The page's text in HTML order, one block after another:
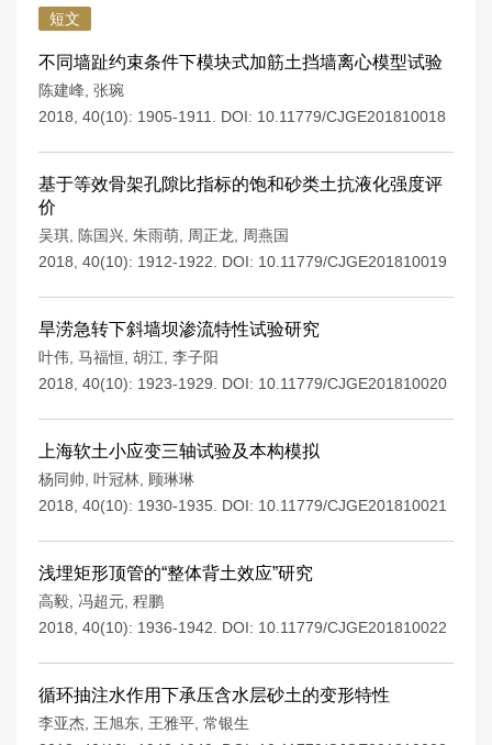
短文
不同墙趾约束条件下模块式加筋土挡墙离心模型试验
陈建峰 张琬
2018, 40(10): 1905-1911.
DOI: 10.11779/CJGE201810018
基于等效骨架孔隙比指标的饱和砂类土抗液化强度评
价
吴琪 陈国兴 朱雨萌 周正龙
周燕国
2018, 40(10): 1912-1922.
DOI: 10.11779/CJGE201810019
旱涝急转下斜墙坝渗流特性试验研究
叶伟 马福恒 胡江 李子阳
2018, 40(10): 1923-1929.
DOI: 10.11779/CJGE201810020
上海软土小应变三轴试验及本构模拟
杨同帅 叶冠林
顾琳琳
2018, 40(10): 1930-1935.
DOI: 10.11779/CJGE201810021
浅埋矩形顶管的“整体背土效应”研究
高毅 冯超元 程鹏
2018, 40(10): 1936-1942.
DOI: 10.11779/CJGE201810022
循环抽注水作用下承压含水层砂土的变形特性
李亚杰 王旭东 王雅平 常银生